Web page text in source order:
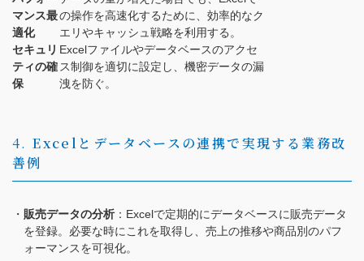
マンス最
適化
の操作を高速化するために、効率的なク
エリやキャッシュ戦略を利用する。
セキュリ
ティの確
保
Excelファイルやデータベースのアクセ
ス制御を適切に設定し、機密データの漏
洩を防ぐ。
4.Excelとデータベースの連携で実現する業務改
善例
販売データの分析 ：Excelで定期的にデータベースに販売データ
を登録。必要な時にこれを取得し、売上の推移や商品別のパフ
ォーマンスを可視化。